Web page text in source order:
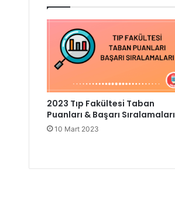
2023 Tıp Fakültesi Taban
Puanları & Başarı Sıralamaları
10 Mart 2023